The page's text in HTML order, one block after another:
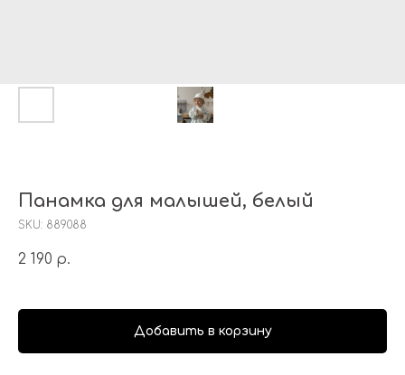
Панамка для малышей, белый
SKU: 889088
2 190 р.
Добавить в корзину